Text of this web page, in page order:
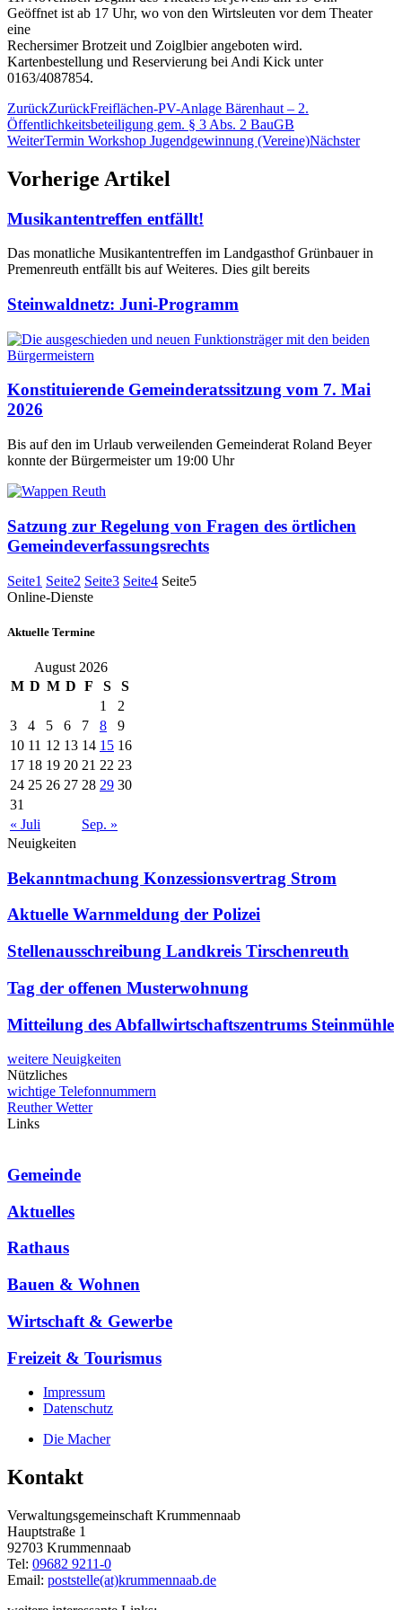
Geöffnet ist ab 17 Uhr, wo von den Wirtsleuten vor dem Theater
eine
Rechersimer Brotzeit und Zoiglbier angeboten wird.
Kartenbestellung und Reservierung bei Andi Kick unter
0163/4087854.
ZurückZurückFreiflächen-PV-Anlage Bärenhaut – 2.
Öffentlichkeitsbeteiligung gem. § 3 Abs. 2 BauGB
WeiterTermin Workshop Jugendgewinnung (Vereine)Nächster
Vorherige Artikel
Musikantentreffen entfällt!
Das monatliche Musikantentreffen im Landgasthof Grünbauer in
Premenreuth entfällt bis auf Weiteres. Dies gilt bereits
Steinwaldnetz: Juni-Programm
Konstituierende Gemeinderatssitzung vom 7. Mai
2026
Bis auf den im Urlaub verweilenden Gemeinderat Roland Beyer
konnte der Bürgermeister um 19:00 Uhr
Satzung zur Regelung von Fragen des örtlichen
Gemeindeverfassungsrechts
Seite1 Seite2 Seite3 Seite4 Seite5
Online-Dienste
Aktuelle Termine
August 2026
M D M D F S
S
1
2
3
4 5 6 7 8
9
10 11 12 13 14 15 16
17 18 19 20 21 22 23
24 25 26 27 28 29 30
31
« Juli
Sep. »
Neuigkeiten
Bekanntmachung Konzessionsvertrag Strom
Aktuelle Warnmeldung der Polizei
Stellenausschreibung Landkreis Tirschenreuth
Tag der offenen Musterwohnung
Mitteilung des Abfallwirtschaftszentrums Steinmühle
weitere Neuigkeiten
Nützliches
wichtige Telefonnummern
Reuther Wetter
Links
Gemeinde
Aktuelles
Rathaus
Bauen & Wohnen
Wirtschaft & Gewerbe
Freizeit & Tourismus
Impressum
Datenschutz
Die Macher
Kontakt
Verwaltungsgemeinschaft Krummennaab
Hauptstraße 1
92703 Krummennaab
Tel: 09682 9211-0
Email: poststelle(at)krummennaab.de